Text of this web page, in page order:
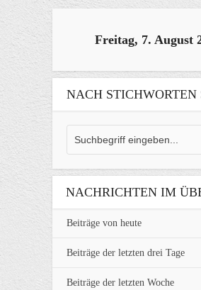
Freitag, 7. August
NACH STICHWORTEN
NACHRICHTEN IM
Beiträge von heute
Beiträge der letzten drei Tage
Beiträge der letzten Woche